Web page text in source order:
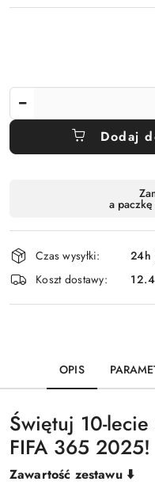
Dodaj
dostawa
a
Czas wysyłki:
24h
Koszt dostawy:
OPIS
Świętuj 10-
FIFA 365 2025!
Zawartość zestawu ⬇️